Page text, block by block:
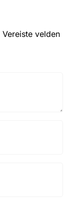
Vereiste velden